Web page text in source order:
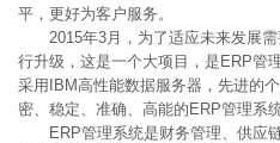
平，更好为客户服务。
2015年3月，为了适应未来发展
行升级，这是一个大项目，是ERP管
采用IBM高性能数据服务器，先进的
密、稳定、准确、高能的ERP管理系统
ERP管理系统是财务管理、供应